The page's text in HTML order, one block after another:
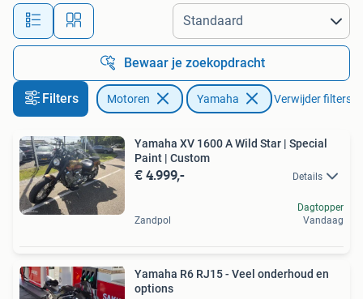
Alle afstanden…
Bewaar je zoekopdracht
Filters Motoren Yamaha Verwijder filters
Yamaha XV 1600 A Wild Star | Special
Paint | Custom
€ 4.999,- Details
Zandpol
Dagtopper
Vandaag
Yamaha R6 RJ15 - Veel onderhoud en
options